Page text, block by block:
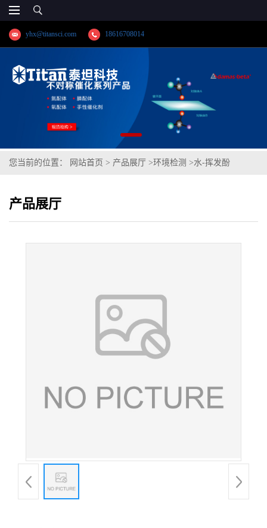
yhx@titansci.com 18616708014
您当前的位置： 网站首页 > 产品展厅 >环境检测 >水-挥发酚
产品展厅